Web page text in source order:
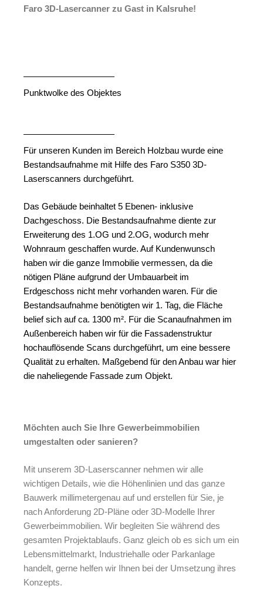
Faro 3D-Lasercanner zu Gast in Kalsruhe!
Punktwolke des Objektes
Für unseren Kunden im Bereich Holzbau wurde eine
Bestandsaufnahme mit Hilfe des Faro S350 3D-
Laserscanners durchgeführt.
Das Gebäude beinhaltet 5 Ebenen- inklusive
Dachgeschoss. Die Bestandsaufnahme diente zur
Erweiterung des 1.OG und 2.OG, wodurch mehr
Wohnraum geschaffen wurde. Auf Kundenwunsch
haben wir die ganze Immobilie vermessen, da die
nötigen Pläne aufgrund der Umbauarbeit im
Erdgeschoss nicht mehr vorhanden waren. Für die
Bestandsaufnahme benötigten wir 1. Tag, die Fläche
belief sich auf ca. 1300 m². Für die Scanaufnahmen im
Außenbereich haben wir für die Fassadenstruktur
hochauflösende Scans durchgeführt, um eine bessere
Qualität zu erhalten. Maßgebend für den Anbau war hier
die naheliegende Fassade zum Objekt.
Möchten auch Sie Ihre Gewerbeimmobilien
umgestalten oder sanieren?
Mit unserem 3D-Laserscanner nehmen wir alle
wichtigen Details, wie die Höhenlinien und das ganze
Bauwerk millimetergenau auf und erstellen für Sie, je
nach Anforderung 2D-Pläne oder 3D-Modelle Ihrer
Gewerbeimmobilien. Wir begleiten Sie während des
gesamten Projektablaufs. Ganz gleich ob es sich um ein
Lebensmittelmarkt, Industriehalle oder Parkanlage
handelt, gerne helfen wir Ihnen bei der Umsetzung ihres
Konzepts.